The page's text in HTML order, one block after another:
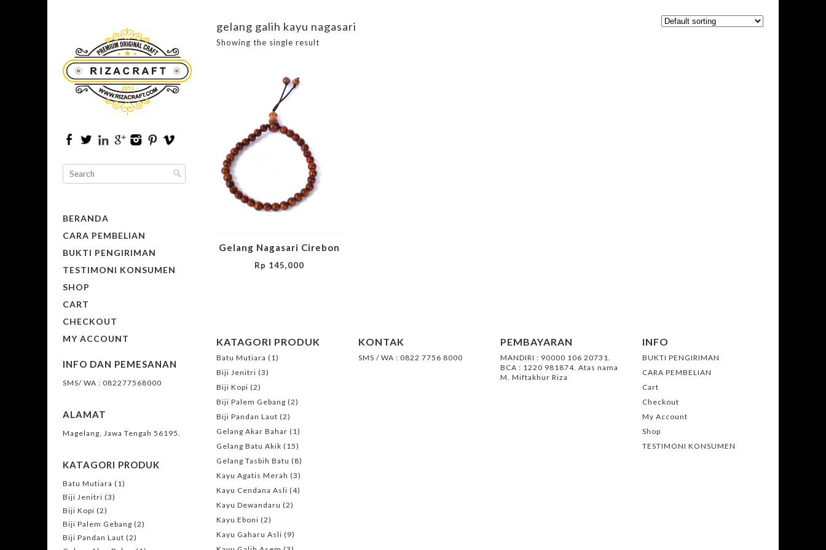
BERANDA
CARA PEMBELIAN
BUKTI PENGIRIMAN
TESTIMONI KONSUMEN
SHOP
CART
CHECKOUT
MY ACCOUNT
INFO DAN PEMESANAN
SMS/ WA : 082277568000
ALAMAT
Magelang, Jawa Tengah 56195.
KATAGORI PRODUK
Batu Mutiara (1)
Biji Jenitri (3)
Biji Kopi (2)
Biji Palem Gebang (2)
Biji Pandan Laut (2)
gelang galih kayu nagasari
Showing the single result
Gelang Nagasari Cirebon
Rp 145,000
KATAGORI PRODUK
Batu Mutiara (1)
Biji Jenitri (3)
Biji Kopi (2)
Biji Palem Gebang (2)
Biji Pandan Laut (2)
Gelang Akar Bahar (1)
Gelang Batu Akik (15)
Gelang Tasbih Batu (8)
Kayu Agatis Merah (3)
Kayu Cendana Asli (4)
Kayu Dewandaru (2)
Kayu Eboni (2)
Kayu Gaharu Asli (9)
KONTAK
SMS / WA : 0822 7756 8000
PEMBAYARAN
MANDIRI : 90000 106 20731.
BCA : 1220 981874. Atas nama
M. Miftakhur Riza
INFO
BUKTI PENGIRIMAN
CARA PEMBELIAN
Cart
Checkout
My Account
Shop
TESTIMONI KONSUMEN